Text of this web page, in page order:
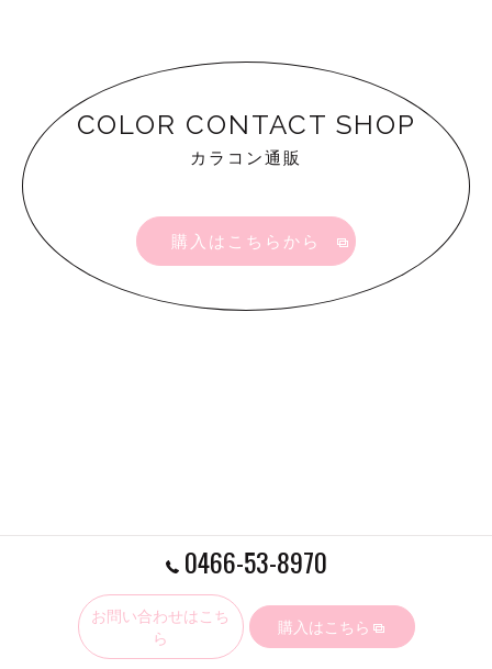
カラコン通販
COLOR CONTACT SHOP
購入はこちらから
0466-53-8970
お問い合わせはこち
ら
購入はこちら